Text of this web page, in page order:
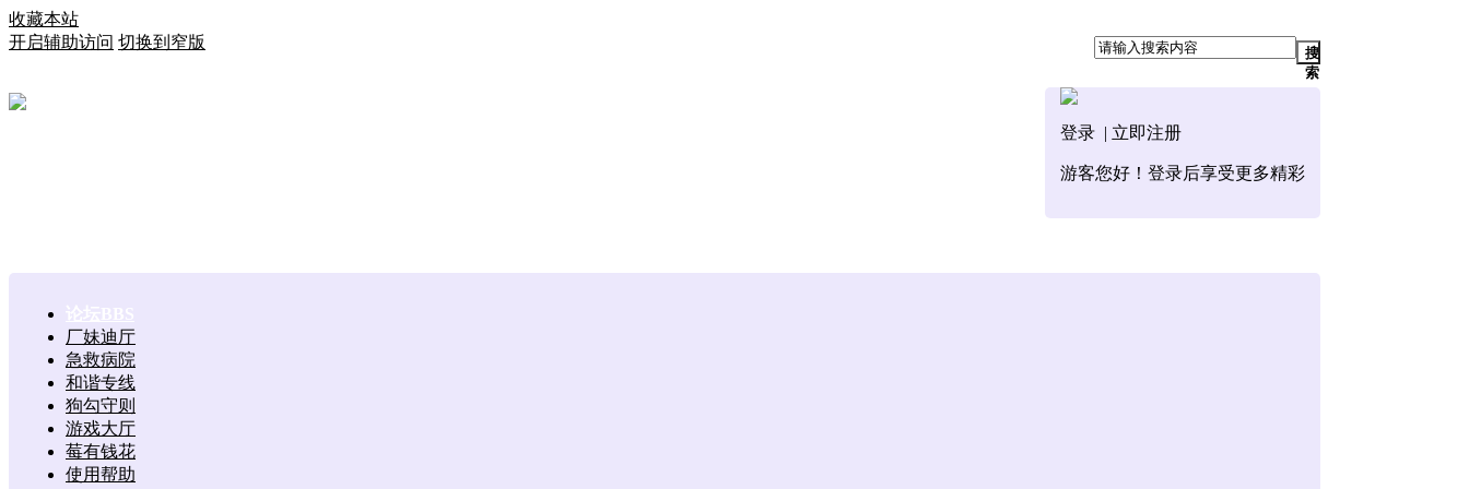
收藏本站
搜
索
开启辅助访问 切换到窄版
登录 | 立即注册
游客您好！登录后享受更多精彩
厂妹迪厅
急救病院
和谐专线
狗勾守则
游戏大厅
莓有钱花
使用帮助